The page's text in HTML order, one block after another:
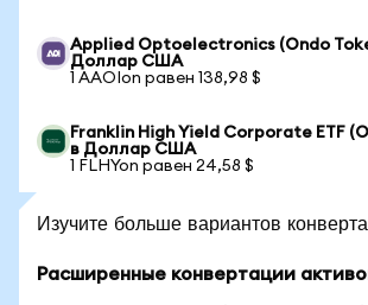
Applied Optoelectronics (Ondo
Доллар США
1 AAOIon равен 138,98 $
Franklin High Yield Corporate ETF
в Доллар США
1 FLHYon равен 24,58 $
Изучите больше вариантов
Расширенные конвертации